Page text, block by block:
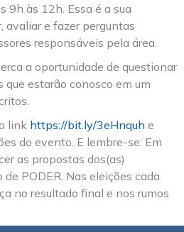
9h às 12h. Essa é a sua
avaliar e fazer perguntas
responsáveis pela área.
a oportunidade de questionar
que estarão conosco em um
link https://bit.ly/3eHnquh e
do evento. E lembre-se: Em
as propostas dos(as)
PODER. Nas eleições cada
no resultado final e nos rumos